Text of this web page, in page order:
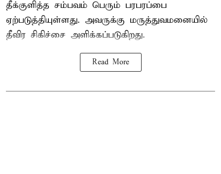
தீக்குளித்த சம்பவம் பெரும் பரபரப்பை
ஏற்படுத்தியுள்ளது. அவருக்கு மருத்துவமனையில்
தீவிர சிகிச்சை அளிக்கப்படுகிறது.
Read More